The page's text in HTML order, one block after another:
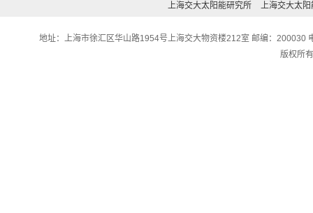
上海交大太阳能研究所 上海交大太阳
地址：上海市徐汇区华山路1954号上海交大物资楼212室 邮编：
版权所